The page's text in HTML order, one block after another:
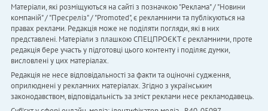
Матеріали, які розміщуються на сайті з позначкою "Реклама" / "Новини
компаній" / "Пресреліз" / "Promoted", є рекламними та публікуються на
правах реклами. Редакція може не поділяти погляди, які в них
представлені. Матеріали з плашкою СПЕЦПРОЄКТ є рекламними, проте
редакція бере участь у підготовці цього контенту і поділяє думки,
висловлені у цих матеріалах.
Редакція не несе відповідальності за факти та оціночні судження,
оприлюднені у рекламних матеріалах. Згідно з українським
законодавством, відповідальність за зміст реклами несе рекламодавець.